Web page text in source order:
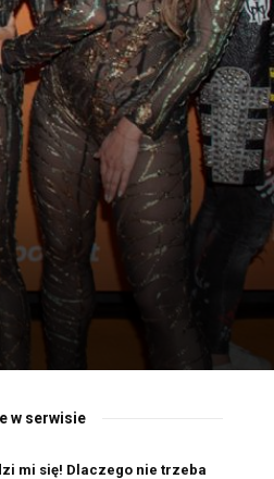
w serwisie
mi się! Dlaczego nie trzeba